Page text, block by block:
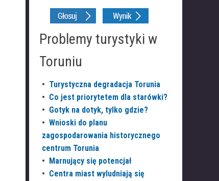
Problemy turystyki w
Toruniu
• Turystyczna degradacja Torunia
• Co jest priorytetem dla starówki?
• Gotyk na dotyk, tylko gdzie?
• Wnioski do planu
zagospodarowania historycznego
centrum Torunia
•
Marnujący się potencjał
• Centra miast wyludniają się